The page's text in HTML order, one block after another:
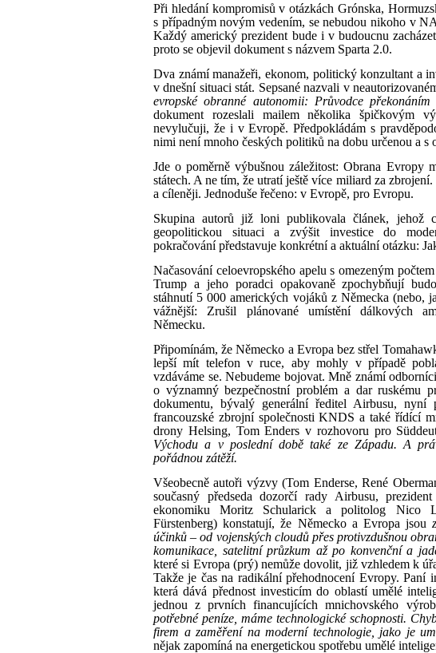
Při hledání kompromisů v otázkách Grónska,
s případným novým vedením, se nebudou nikoho v
Každý americký prezident bude i v budoucnu
proto se objevil dokument s názvem Sparta 2.0.
Dva známí manažeři, ekonom, politický konzultant a
v dnešní situaci stát. Sepsané nazvali v
evropské obranné autonomii: Průvodce
dokument rozeslali mailem několika špičkovým
nevylučuji, že i v Evropě. Předpokládám s
nimi není mnoho českých politiků na dobu určenou a s
Jde o poměrně výbušnou záležitost: Obrana Evropy
státech. A ne tím, že utratí ještě více miliard za
a cíleněji. Jednoduše řečeno: v Evropě, pro Evropu.
Skupina autorů již loni publikovala článek, jehož
geopolitickou situaci a zvýšit investice do
pokračování představuje konkrétní a aktuální otázku:
Načasování celoevropského apelu s omezeným
Trump a jeho poradci opakovaně zpochybňují
stáhnutí 5 000 amerických vojáků z Německa (nebo,
vážnější: Zrušil plánované umístění dálkových
Německu.
Připomínám, že Německo a Evropa bez střel
lepší mít telefon v ruce, aby mohly v případě
vzdáváme se. Nebudeme bojovat. Mně známí
o významný bezpečnostní problém a dar ruskému
dokumentu, bývalý generální ředitel Airbusu, nyní
francouzské zbrojní společnosti KNDS a také řídící
drony Helsing, Tom Enders v rozhovoru pro
Východu a v poslední době také ze Západu. A
pořádnou zátěží.
Všeobecně autoři výzvy (Tom Enderse, René
současný předseda dozorčí rady Airbusu,
ekonomiku Moritz Schularick a politolog Nico
Fürstenberg) konstatují, že Německo a Evropa jsou
účinků –od vojenských cloudů přes protivzdušnou
komunikace, satelitní průzkum až po konvenční a
které si Evropa (prý) nemůže dovolit, již vzhledem k
Takže je čas na radikální přehodnocení Evropy. Paní
která dává přednost investicím do oblastí umělé
jednou z prvních financujících mnichovského
potřebné peníze, máme technologické schopnosti.
firem a zaměření na moderní technologie, jako je
nějak zapomíná na energetickou spotřebu umělé